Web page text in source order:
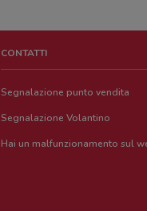
CONTATTI
Segnalazione punto vendita
Segnalazione Volantino
Hai un malfunzionamento sul